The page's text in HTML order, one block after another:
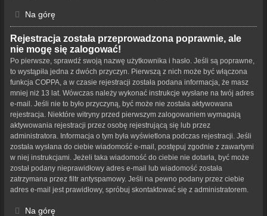
Na górę
Rejestracja została przeprowadzona poprawnie, ale
nie mogę się zalogować!
Po pierwsze, sprawdź swoją nazwę użytkownika i hasło. Jeśli są poprawne,
to wystąpiła jedna z dwóch przyczyn. Pierwszą z nich może być włączona
funkcja COPPA, a w czasie rejestracji została podana informacja, że masz
mniej niż 13 lat. Wówczas należy wykonać instrukcje wysłane na twój adres
e-mail. Jeśli nie to było przyczyną, być może nie została aktywowana
rejestracja. Niektóre witryny przed pierwszym zalogowaniem wymagają
aktywowania rejestracji przez osobę rejestrującą się lub przez
administratora. Informacja o tym była wyświetlona podczas rejestracji. Jeśli
została wysłana do ciebie wiadomość e-mail, postępuj zgodnie z zawartymi
w niej instrukcjami. Jeżeli taka wiadomość do ciebie nie dotarła, być może
został podany nieprawidłowy adres e-mail lub wiadomość została
zatrzymana przez filtr antyspamowy. Jeśli na pewno podany przez ciebie
adres e-mail jest prawidłowy, spróbuj skontaktować się z administratorem.
Na górę